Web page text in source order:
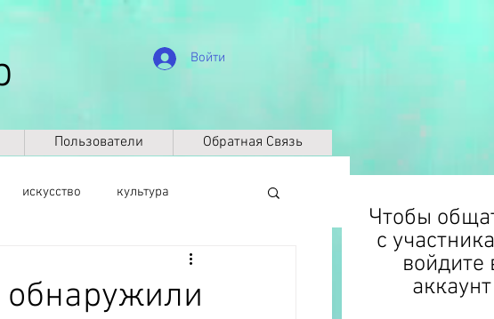
Войти
Пользователи Обратная Связь
искусство культура
биография
обнаружили
Чтобы
с
войдите
аккаунт